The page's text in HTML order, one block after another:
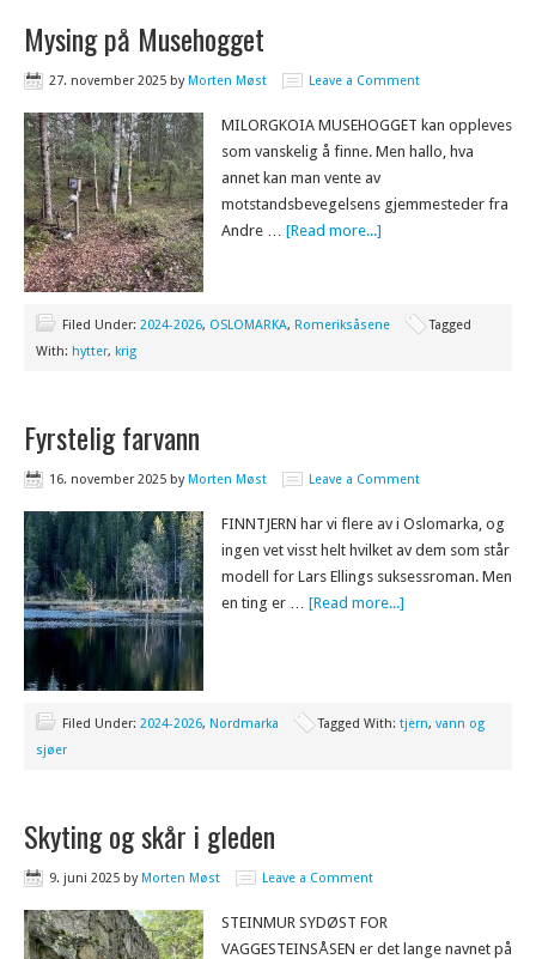
Mysing på Musehogget
27. november 2025 byMorten Møst Leave a Comment
MILORGKOIA MUSEHOGGET kan oppleves
som vanskelig å finne. Men hallo, hva
annet kan man vente av
motstandsbevegelsens gjemmesteder fra
Andre … [Read more...]
Filed Under: 2024-2026, OSLOMARKA, Romeriksåsene
Tagged
With: hytter, krig
Fyrstelig farvann
16. november 2025 byMorten Møst Leave a Comment
FINNTJERN har vi flere av i Oslomarka, og
ingen vet visst helt hvilket av dem som står
modell for Lars Ellings suksessroman. Men
en ting er … [Read more...]
Filed Under: 2024-2026, Nordmarka Tagged With: tjern, vann og
sjøer
Skyting og skår i gleden
9. juni 2025 byMorten Møst Leave a Comment
STEINMUR SYDØST FOR
VAGGESTEINSÅSEN er det lange navnet på